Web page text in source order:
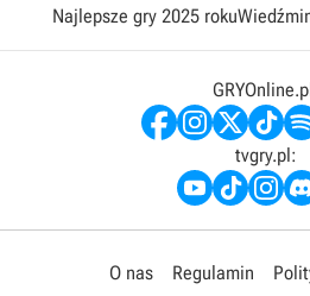
Najlepsze gry 2025 roku
tvgry.pl:
O nas Regulamin